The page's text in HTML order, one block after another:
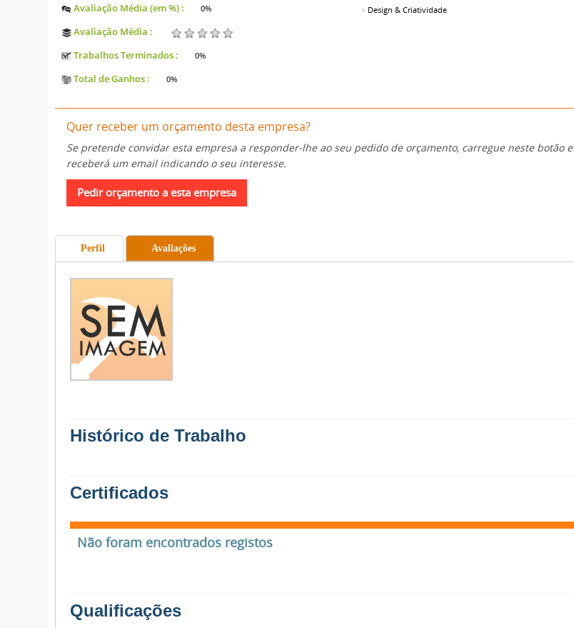
Avaliação Média (em %) : 0%
Avaliação Média :
Trabalhos Terminados :
0%
Total de Ganhos : 0%
Design & Criatividade
Quer receber um orçamento desta empresa?
Se pretende convidar esta empresa a responder-lhe ao seu pedido de orçamento, carregue neste botão
receberá um email indicando o seu interesse.
Perfil Avaliações
Histórico de Trabalho
Certificados
Não foram encontrados registos
Qualificações